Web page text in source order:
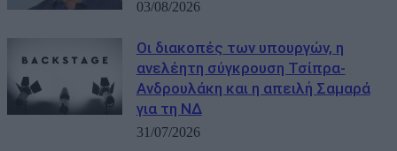
03/08/2026
Οι διακοπές των υπουργών, η
ανελέητη σύγκρουση Τσίπρα-
Ανδρουλάκη και η απειλή Σαμαρά
για τη ΝΔ
31/07/2026